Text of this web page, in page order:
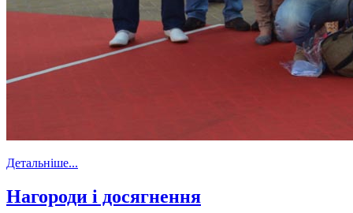
Детальніше...
Нагороди і досягнення